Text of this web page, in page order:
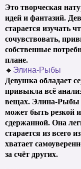
Это творческая
идей и фантазий.
старается изучать
сочувствовать,
собственные
плане.
🔹 Элина-Рыбы
Девушка обладает
привыкла всё
вещах. Элина-Рыбы
может быть резкой
сдержанной. Она
старается из всего
хватает
за счёт других.